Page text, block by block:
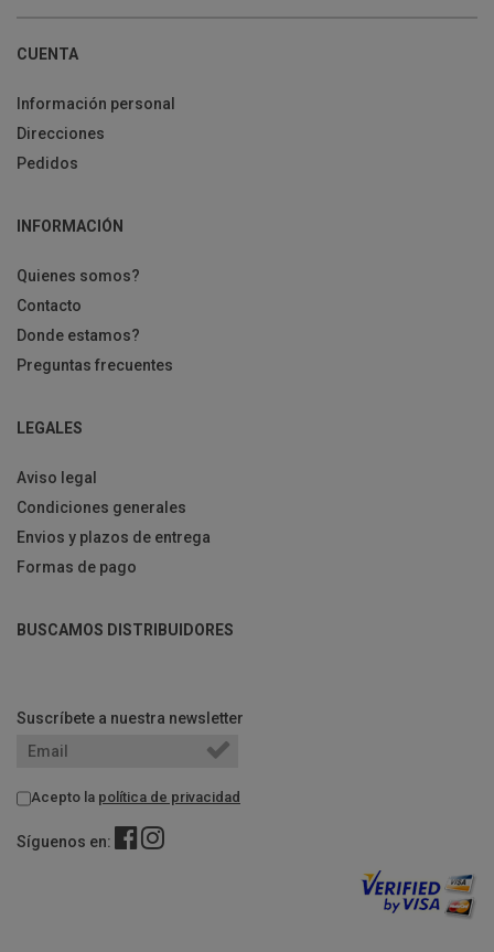
CUENTA
Información personal
Direcciones
Pedidos
INFORMACIÓN
Quienes somos?
Contacto
Donde estamos?
Preguntas frecuentes
LEGALES
Aviso legal
Condiciones generales
Envios y plazos de entrega
Formas de pago
BUSCAMOS DISTRIBUIDORES
Suscríbete a nuestra newsletter
Acepto la política de privacidad
Síguenos en: